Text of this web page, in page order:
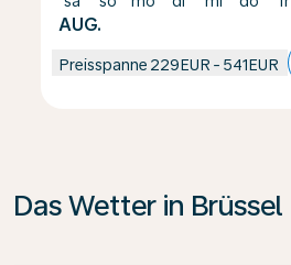
AUG.
Preisspanne 229EUR - 541EUR
Das Wetter in Brüssel